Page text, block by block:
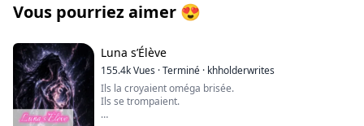
Vous pourriez aimer 😍
Luna s’Élève
155.4kVues ·Terminé · khholderwrites
Ils la croyaient oméga brisée.
Ils se trompaient.